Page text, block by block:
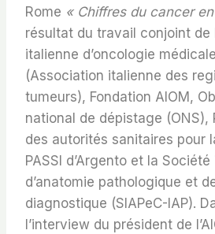
Rome « Chiffres du cancer
résultat du travail conjoint de
italienne d’oncologie
(Association italienne des
tumeurs), Fondation AIOM,
national de dépistage (ONS),
des autorités sanitaires pour
PASSI d’Argento et la
d’anatomie pathologique et
diagnostique (SIAPeC-IAP).
l’interview du président de